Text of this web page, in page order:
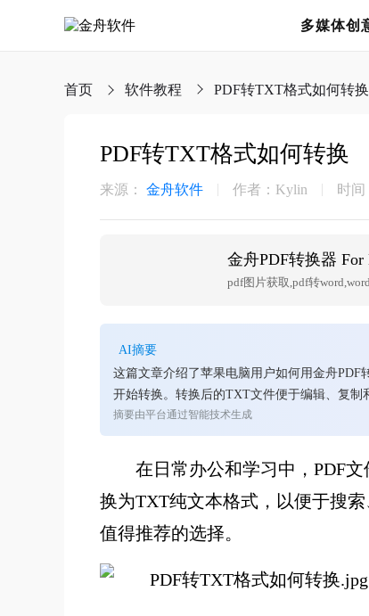
多媒体创
首页 软件教程 PDF转TXT格式如何转换
PDF转TXT格式如何转换
来源： 金舟软件 作者：Kylin 时间
金舟PDF转换器 For
pdf图片获取,pdf转
AI摘要
这篇文章介绍了苹果电脑用户如何用金舟
开始转换。转换后的TXT文件便于编辑、复制
摘要由平台通过智能技术生成
在日常办公和学习中，PDF
换为TXT纯文本格式，以便于搜
值得推荐的选择。